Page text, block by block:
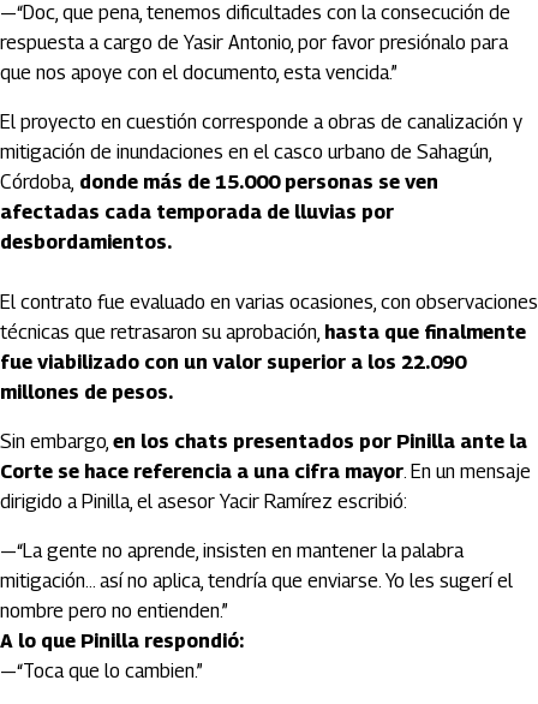
—“Doc, que pena, tenemos dificultades con la consecución de
respuesta a cargo de Yasir Antonio, por favor presiónalo para
que nos apoye con el documento, esta vencida.”
El proyecto en cuestión corresponde a obras de canalización y
mitigación de inundaciones en el casco urbano de Sahagún,
Córdoba, donde más de 15.000 personas se ven
afectadas cada temporada de lluvias por
desbordamientos.
El contrato fue evaluado en varias ocasiones, con observaciones
técnicas que retrasaron su aprobación, hasta que finalmente
fue viabilizado con un valor superior a los 22.090
millones de pesos.
Sin embargo, en los chats presentados por Pinilla ante la
Corte se hace referencia a una cifra mayor. En un mensaje
dirigido a Pinilla, el asesor Yacir Ramírez escribió:
—“La gente no aprende, insisten en mantener la palabra
mitigación… así no aplica, tendría que enviarse. Yo les sugerí el
nombre pero no entienden.”
A lo que Pinilla respondió:
—“Toca que lo cambien.”